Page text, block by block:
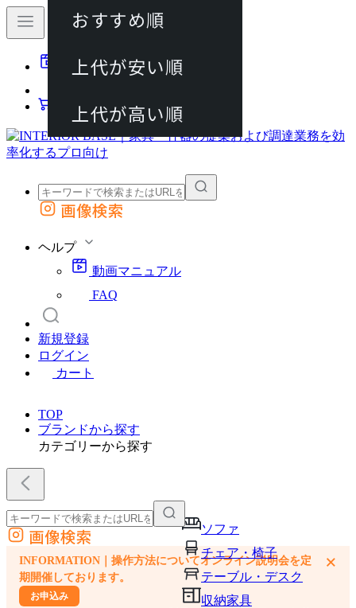
動画マニュアル
カート
外部サイトの商品をカートに追加
画像検索
ヘルプ
動画マニュアル
FAQ
新規登録
ログイン
カート
TOP
ブランドから探す
カテゴリーから探す
ソファ
チェア・椅子
テーブル・デスク
収納家具
外部サイトの商品をカートに追加
他のサイトで見つけた商品ページのURLを貼り付けて、カートに追加できます
画像検索
INFORMATION｜操作方法についてオンライン説明会を定
期開催しております。
お申込み
×
おすすめ順
上代が安い順
上代が高い順